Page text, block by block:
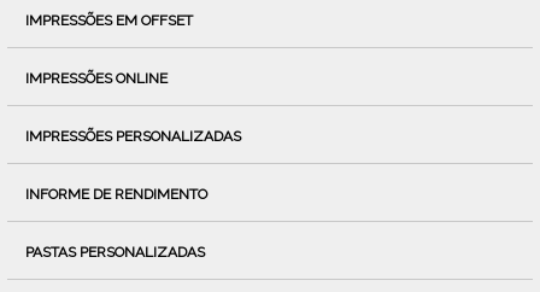
IMPRESSÕES EM OFFSET
IMPRESSÕES ONLINE
IMPRESSÕES PERSONALIZADAS
INFORME DE RENDIMENTO
PASTAS PERSONALIZADAS